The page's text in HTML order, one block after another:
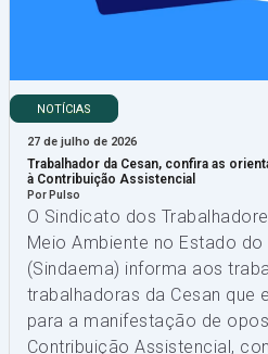
NOTÍCIAS
27 de julho de 2026
Trabalhador da Cesan, confira as
à Contribuição Assistencial
Por Pulso
O Sindicato dos
Meio Ambiente no Estado
(Sindaema) informa aos
trabalhadoras da Cesan que
para a manifestação de
Contribuição Assistencial,